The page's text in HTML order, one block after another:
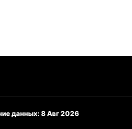
данных: 8 Авг 2026